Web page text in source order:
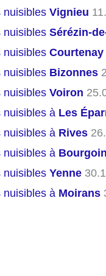
nuisibles Vignieu
nuisibles Sérézin-
nuisibles Courtenay
nuisibles Bizonnes
nuisibles Voiron
nuisibles à Les
nuisibles à Rives
nuisibles à
nuisibles Yenne
nuisibles à Moirans